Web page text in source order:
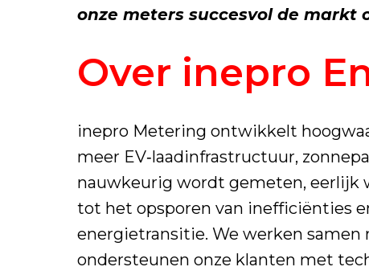
onze meters succesvol de markt
Over inepro
inepro Metering ontwikkelt
meer EV‑laadinfrastructuur,
nauwkeurig wordt gemeten, eerlijk
tot het opsporen van inefficiënties
energietransitie. We werken
ondersteunen onze klanten met